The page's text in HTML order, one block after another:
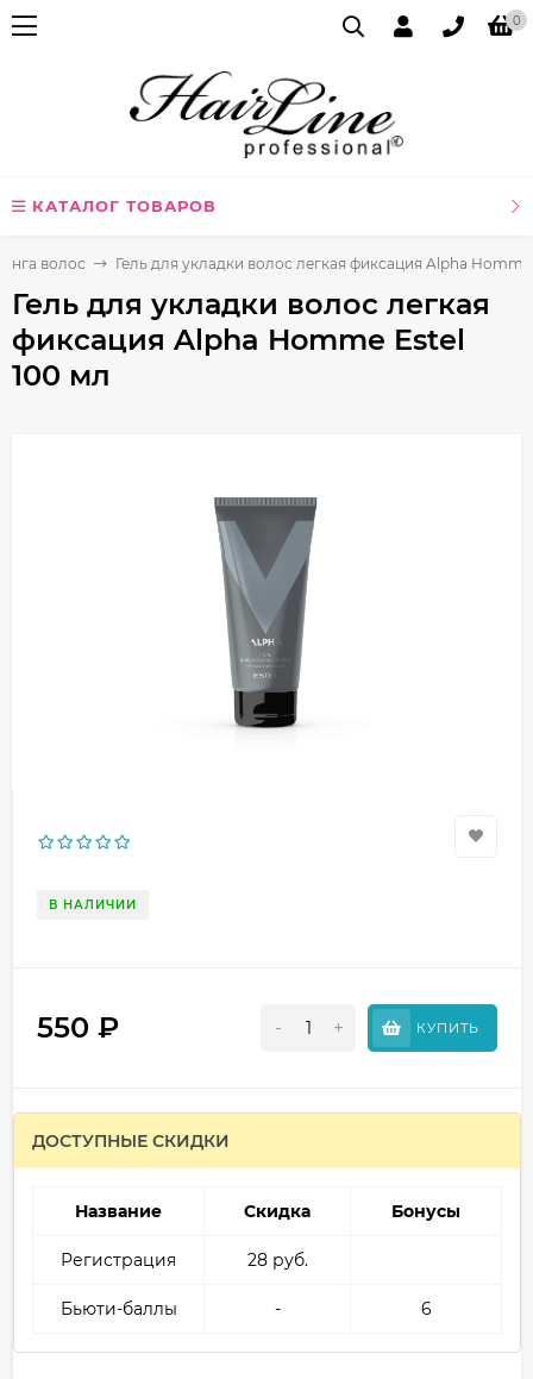
0
КАТАЛОГ ТОВАРОВ
волос Гель для укладки волос легкая фиксация Alpha
Гель для укладки волос легкая
фиксация Alpha Homme Estel
100 мл
В НАЛИЧИИ
550 ₽ - + КУПИТЬ
ДОСТУПНЫЕ СКИДКИ
Название Скидка Бонусы
Регистрация 28 руб.
Бьюти-баллы - 6